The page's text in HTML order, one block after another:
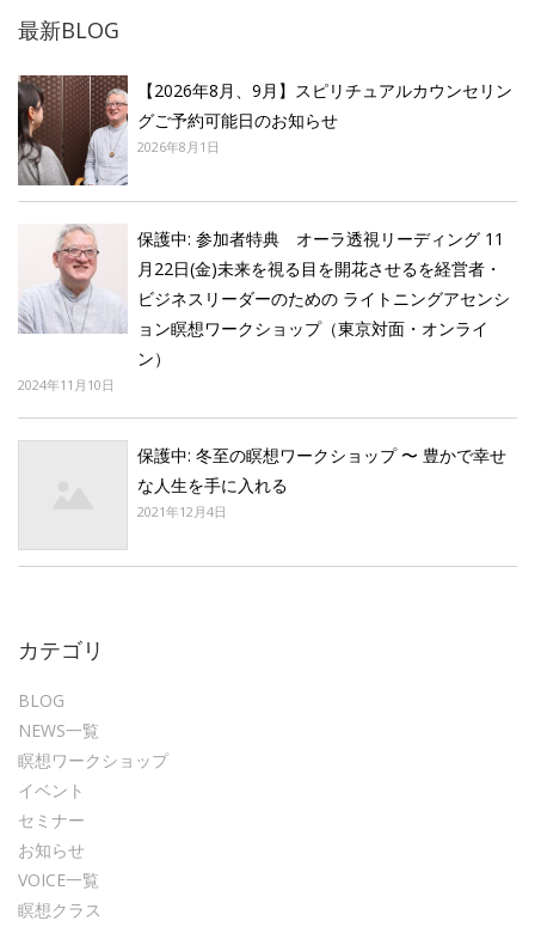
最新BLOG
【2026年8月、9月】スピリチュアルカウンセリン
グご予約可能日のお知らせ
2026年8月1日
保護中: 参加者特典 オーラ透視リーディング 11
月22日(金)未来を視る目を開花させるを経営者・
ビジネスリーダーのための ライトニングアセンシ
ョン瞑想ワークショップ（東京対面・オンライ
ン）
2024年11月10日
保護中: 冬至の瞑想ワークショップ 〜 豊かで幸せ
な人生を手に入れる
2021年12月4日
カテゴリ
BLOG
NEWS一覧
瞑想ワークショップ
イベント
セミナー
お知らせ
VOICE一覧
瞑想クラス